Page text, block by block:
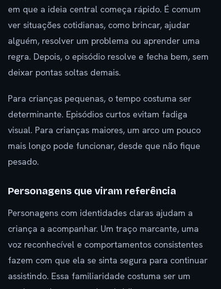
em que a ideia central começa rápido. É comum
ver situações cotidianas, como brincar, ajudar
alguém, resolver um problema ou aprender uma
regra. Depois, o episódio resolve e fecha bem, sem
deixar pontas soltas demais.
Para crianças pequenas, o tempo costuma ser
determinante. Episódios curtos evitam fadiga
visual. Para crianças maiores, um arco um pouco
mais longo pode funcionar, desde que não fique
pesado.
Personagens que viram referência
Personagens com identidades claras ajudam a
criança a acompanhar. Um traço marcante, uma
voz reconhecível e comportamentos consistentes
fazem com que ela se sinta segura para continuar
assistindo. Essa familiaridade costuma ser um